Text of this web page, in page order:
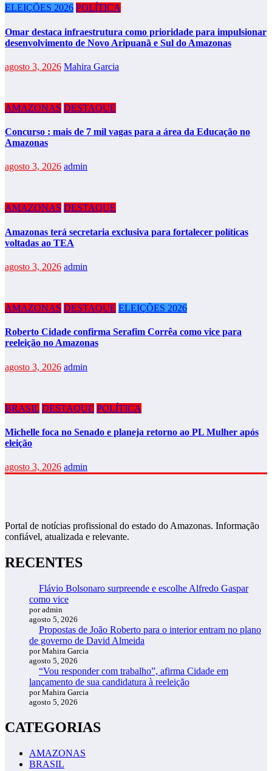
ELEIÇÕES 2026 POLÍTICA
Omar destaca infraestrutura como prioridade para impulsionar
desenvolvimento de Novo Aripuanã e Sul do Amazonas
agosto 3, 2026 Mahira Garcia
AMAZONAS DESTAQUE
Concurso : mais de 7 mil vagas para a área da Educação no
Amazonas
agosto 3, 2026 admin
AMAZONAS DESTAQUE
Amazonas terá secretaria exclusiva para fortalecer políticas
voltadas ao TEA
agosto 3, 2026 admin
AMAZONAS DESTAQUE ELEIÇÕES 2026
Roberto Cidade confirma Serafim Corrêa como vice para
reeleição no Amazonas
agosto 3, 2026 admin
BRASIL DESTAQUE POLÍTICA
Michelle foca no Senado e planeja retorno ao PL Mulher após
eleição
agosto 3, 2026 admin
Portal de notícias profissional do estado do Amazonas. Informação
confiável, atualizada e relevante.
RECENTES
Flávio Bolsonaro surpreende e escolhe Alfredo Gaspar
como vice
por admin
agosto 5, 2026
Propostas de João Roberto para o interior entram no plano
de governo de David Almeida
por Mahira Garcia
agosto 5, 2026
“Vou responder com trabalho”, afirma Cidade em
lançamento de sua candidatura à reeleição
por Mahira Garcia
agosto 5, 2026
CATEGORIAS
AMAZONAS
BRASIL